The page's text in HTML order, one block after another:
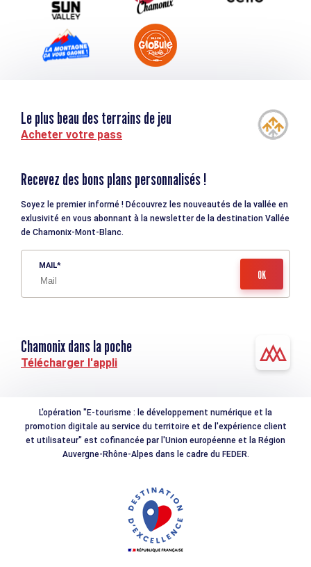
Le plus beau des terrains de jeu
Acheter votre pass
Recevez des bons plans personnalisés !
Soyez le premier informé ! Découvrez les nouveautés de la vallée en
exlusivité en vous abonnant à la newsletter de la destination Vallée
de Chamonix-Mont-Blanc.
MAIL
Chamonix dans la poche
Télécharger l'appli
L'opération "E-tourisme : le développement numérique et la
promotion digitale au service du territoire et de l'expérience client
et utilisateur" est cofinancée par l'Union européenne et la Région
Auvergne-Rhône-Alpes dans le cadre du FEDER.